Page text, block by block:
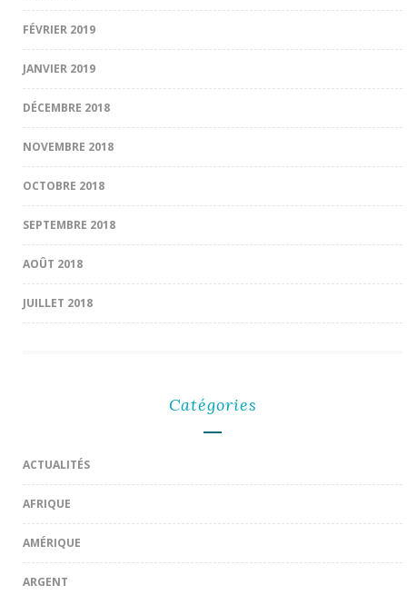
FÉVRIER 2019
JANVIER 2019
DÉCEMBRE 2018
NOVEMBRE 2018
OCTOBRE 2018
SEPTEMBRE 2018
AOÛT 2018
JUILLET 2018
Catégories
ACTUALITÉS
AFRIQUE
AMÉRIQUE
ARGENT